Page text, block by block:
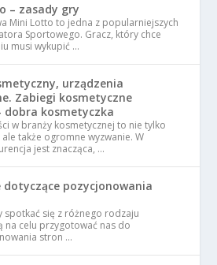
– zasady gry
Mini Lotto to jedna z popularniejszych
Sportowego. Gracz, który chce
musi wykupić …
urządzenia
Zabiegi kosmetyczne
dobra kosmetyczka
w branży kosmetycznej to nie tylko
także ogromne wyzwanie. W
jest znacząca, …
dotyczące pozycjonowania
spotkać się z różnego rodzaju
na celu przygotować nas do
stron …